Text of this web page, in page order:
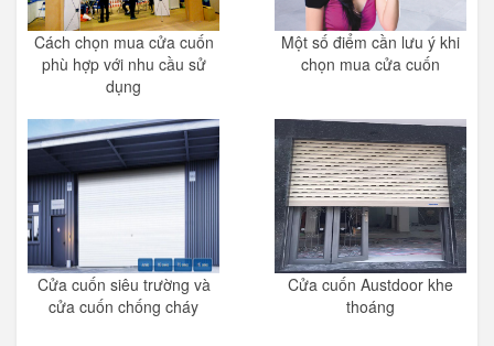
Cách chọn mua cửa cuốn
phù hợp với nhu cầu sử
dụng
Một số điểm cần lưu ý khi
chọn mua cửa cuốn
Cửa cuốn siêu trường và
cửa cuốn chống cháy
Cửa cuốn Austdoor khe
thoáng